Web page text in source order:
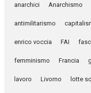
anarchici Anarchismo
antimilitarismo
enrico voccia FAI
femminismo Francia
lavoro Livorno lotte